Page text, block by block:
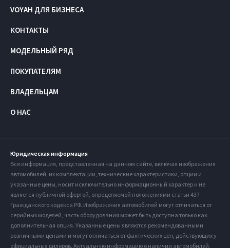
VOYAH ДЛЯ БИЗНЕСА
КОНТАКТЫ
МОДЕЛЬНЫЙ РЯД
ПОКУПАТЕЛЯМ
ВЛАДЕЛЬЦАМ
О НАС
Юридическая информация
Вся информация, представленная на данном сайте, включая изображения
автомобилей, их комплектации, технические характеристики, опции и
указанные цены, носит исключительно информационный характер и не
является публичной офертой, определяемой положениями статьи 437
Гражданского кодекса РФ. Изображения автомобилей могут отличаться от
серийных моделей, часть оборудования может быть доступна только как
дополнительная опция. Указанные цены являются рекомендованными
розничными ценами и могут отличаться от фактических цен, действующих у
официальных дилеров. Актуальную информацию о наличии автомобилей,